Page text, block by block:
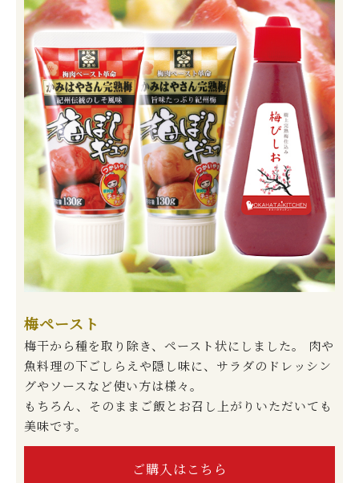
梅ペースト
梅干から種を取り除き、ペースト状にしました。 肉や
魚料理の下ごしらえや隠し味に、サラダのドレッシン
グやソースなど使い方は様々。
もちろん、そのままご飯とお召し上がりいただいても
美味です。
ご購入はこちら